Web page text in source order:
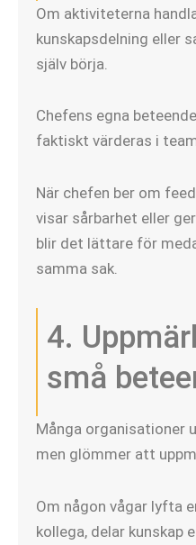
Om aktiviteterna
kunskapsdelning eller
själv börja.
Chefens egna
faktiskt värderas i
När chefen ber om
visar sårbarhet eller
blir det lättare för
samma sak.
4.
små
Många organisationer
men glömmer att
Om någon vågar lyfta
kollega, delar kunskap